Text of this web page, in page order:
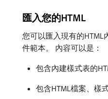
匯入您的HTML
您可以匯入現有的
件範本。 內容可以是：
包含內建樣式表的
包含HTML檔案、樣